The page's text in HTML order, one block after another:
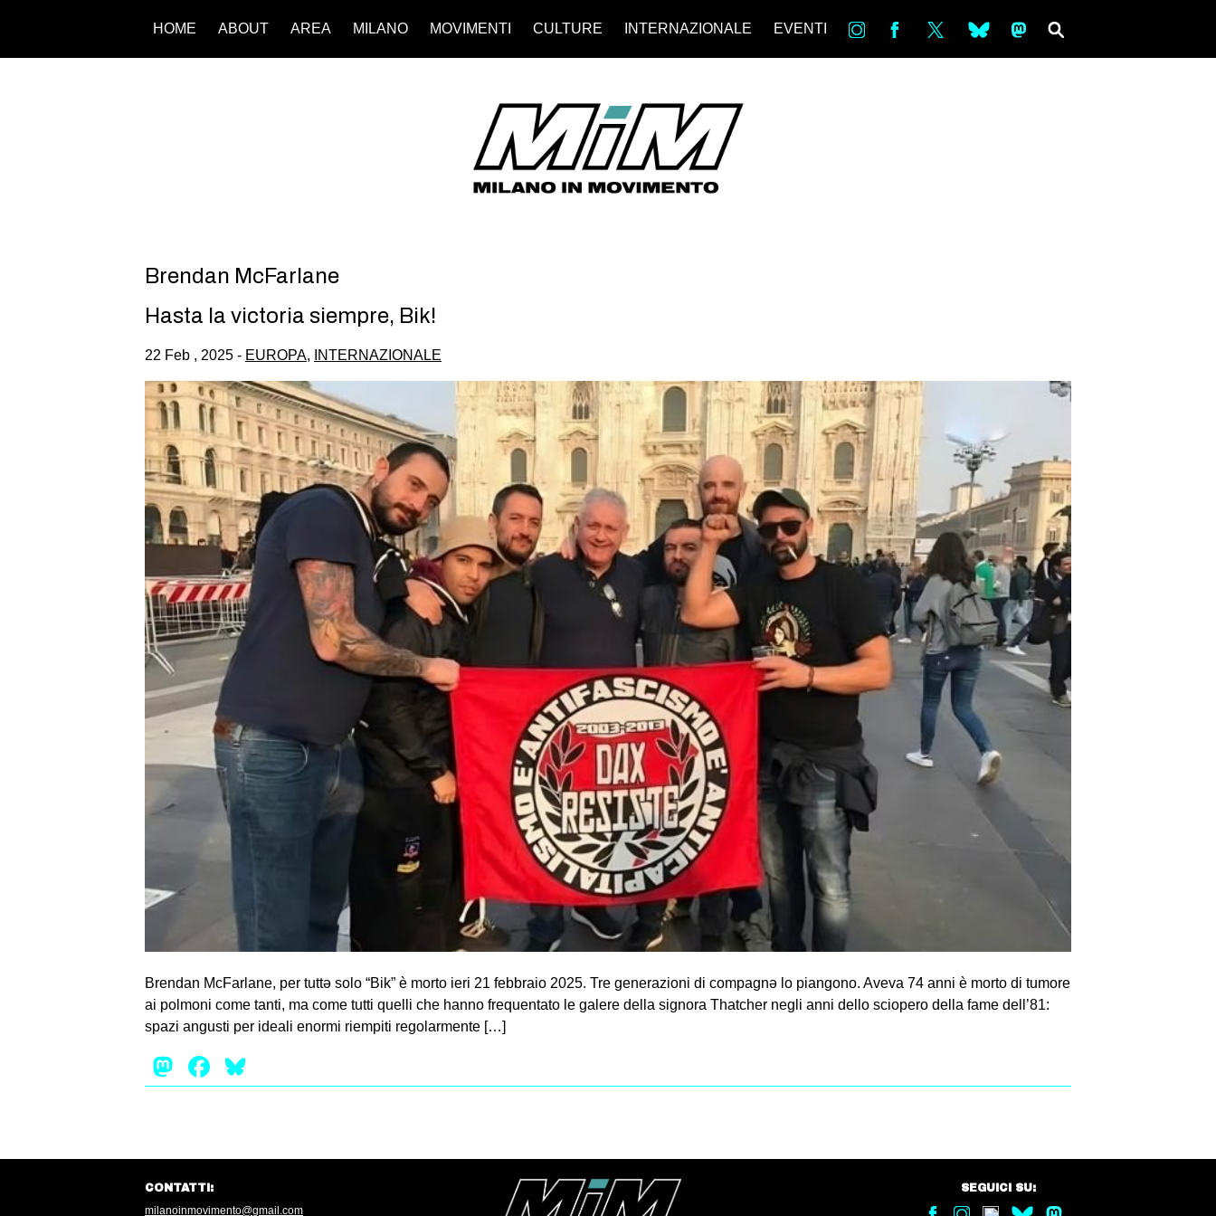
HOME ABOUT AREA MILANO MOVIMENTI CULTURE INTERNAZIONALE EVENTI in bsky ms
Brendan McFarlane
Hasta la victoria siempre, Bik!
22 Feb , 2025 - EUROPA, INTERNAZIONALE
Brendan McFarlane, per tuttə solo “Bik” è morto ieri 21 febbraio 2025. Tre generazioni di compagnə lo piangono. Aveva 74 anni è morto di tumore
ai polmoni come tanti, ma come tutti quelli che hanno frequentato le galere della signora Thatcher negli anni dello sciopero della fame dell’81:
spazi angusti per ideali enormi riempiti regolarmente […]
Mastodon
Facebook
CONTATTI:
milanoinmovimento@gmail.com
SEGUICI SU: